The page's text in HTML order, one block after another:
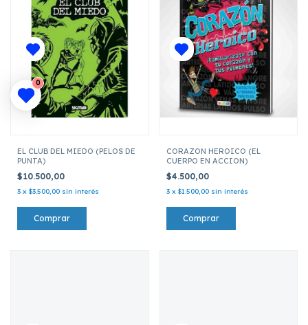
EL CLUB DEL MIEDO (PELOS DE
PUNTA)
$10.500,00
3 x $3.500,00 sin interés
CORAZON HEROICO (EL
CUERPO EN ACCION)
$4.500,00
3 x $1.500,00 sin interés
0